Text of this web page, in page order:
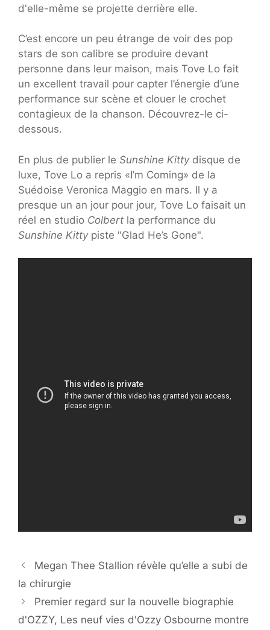
d'elle-même se projette derrière elle.
C’est encore un peu étrange de voir des pop
stars de son calibre se produire devant
personne dans leur maison, mais Tove Lo fait
un excellent travail pour capter l’énergie d’une
performance sur scène et clouer le crochet
contagieux de la chanson. Découvrez-le ci-
dessous.
En plus de publier le Sunshine Kitty disque de
luxe, Tove Lo a repris «I’m Coming» de la
Suédoise Veronica Maggio en mars. Il y a
presque un an jour pour jour, Tove Lo faisait un
réel en studio Colbert la performance du
Sunshine Kitty piste "Glad He’s Gone".
Megan Thee Stallion révèle qu’elle a subi de
la chirurgie
Premier regard sur la nouvelle biographie
d'OZZY, Les neuf vies d'Ozzy Osbourne montre